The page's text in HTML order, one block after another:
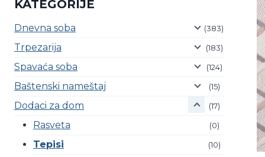
KATEGORIJE
Dnevna soba (383)
Trpezarija (183)
Spavaća soba (124)
Baštenski nameštaj (15)
Dodaci za dom (17)
Rasveta (0)
Tepisi (10)